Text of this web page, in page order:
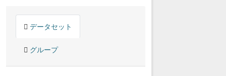
データセット
グループ